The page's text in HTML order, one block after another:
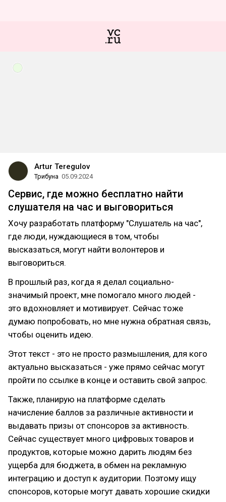
Artur Teregulov
Трибуна 05.09.2024
Сервис, где можно бесплатно найти
слушателя на час и выговориться
Хочу разработать платформу "Слушатель на час",
где люди, нуждающиеся в том, чтобы
высказаться, могут найти волонтеров и
выговориться.
В прошлый раз, когда я делал социально-
значимый проект, мне помогало много людей -
это вдохновляет и мотивирует. Сейчас тоже
думаю попробовать, но мне нужна обратная связь,
чтобы оценить идею.
Этот текст - это не просто размышления, для кого
актуально высказаться - уже прямо сейчас могут
пройти по ссылке в конце и оставить свой запрос.
Также, планирую на платформе сделать
начисление баллов за различные активности и
выдавать призы от спонсоров за активность.
Сейчас существует много цифровых товаров и
продуктов, которые можно дарить людям без
ущерба для бюджета, в обмен на рекламную
интеграцию и доступ к аудитории. Поэтому ищу
спонсоров, которые могут давать хорошие скидки